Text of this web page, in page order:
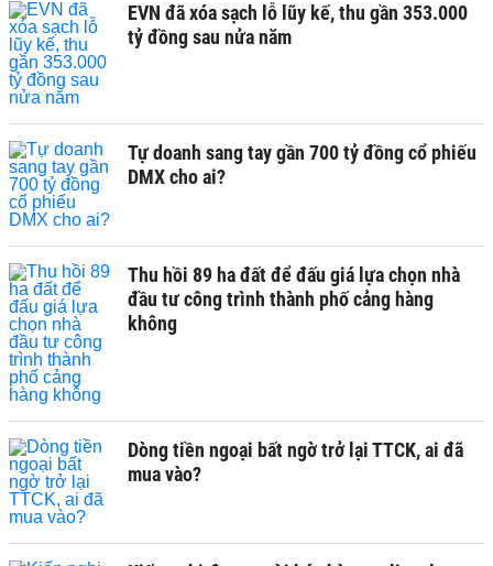
EVN đã xóa sạch lỗ lũy kế, thu gần 353.000
tỷ đồng sau nửa năm
Tự doanh sang tay gần 700 tỷ đồng cổ phiếu
DMX cho ai?
Thu hồi 89 ha đất để đấu giá lựa chọn nhà
đầu tư công trình thành phố cảng hàng
không
Dòng tiền ngoại bất ngờ trở lại TTCK, ai đã
mua vào?